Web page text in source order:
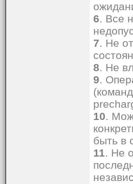
6. Все
7. Не
8. Не
9.
10.
быть в
11. Не